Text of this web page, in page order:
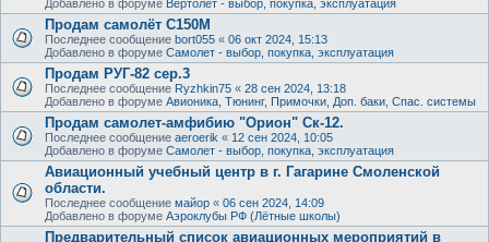
Добавлено в форуме Вертолет - выбор, покупка, эксплуатация
Продам самолёт С150М
Последнее сообщение bort055 « 06 окт 2024, 15:13
Добавлено в форуме Самолет - выбор, покупка, эксплуатация
Продам РУГ-82 сер.3
Последнее сообщение Ryzhkin75 « 28 сен 2024, 13:18
Добавлено в форуме Авионика, Тюнинг, Примочки, Доп. баки, Спас. системы
Продам самолет-амфибию "Орион" Ск-12.
Последнее сообщение aeroerik « 12 сен 2024, 10:05
Добавлено в форуме Самолет - выбор, покупка, эксплуатация
Авиационный учебный центр в г. Гагарине Смоленской
области.
Последнее сообщение майор « 06 сен 2024, 14:09
Добавлено в форуме Аэроклубы РФ (Лётные школы)
Предварительный список авиационных мероприятий в